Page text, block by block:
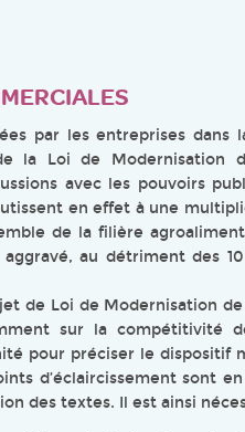
par les entreprises
la Loi de Modernisation
avec les pouvoirs
en effet à une
de la filière
au détriment des
de Loi de Modernisation
sur la compétitivité
pour préciser le dispositif
d’éclaircissement sont
des textes. Il est ainsi